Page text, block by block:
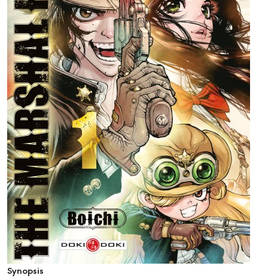
Synopsis